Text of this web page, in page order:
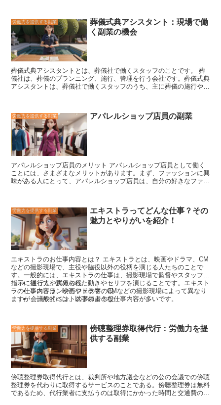
じて、野菜や果物を育てることの大変さや喜びを実感することができ
ます。
収穫した野菜や果物を食べることは、格別な美味しさです。
また、
野菜や果物を育てることで、食育にもなります。
野菜や果物を食べる大切さを教えることができます。
農家は、農業体験、運動不足解消、健康維持、食育
魅力を持った仕事です。都会暮らしに疲れた方や、自然の中で働き
たい方、健康維持をしたい方、食育をしたい方におすすめです。
労働力を提供する副業
葬儀式典アシスタント：現場で働
く副業の機会
葬儀式典アシスタントとは、葬儀社で働くスタッフのことです。
葬
儀社は、葬儀のプランニング、施行、管理を行う会社です。葬儀式典
アシスタントは、葬儀社で働くスタッフのうち、主に葬儀の施行や管
ら、葬儀のプランを立てます。 * 葬儀の施行葬儀当日は、遺族や参列
者の誘導、式次第の進行、弔辞の読み上げなどを行います。 * 葬儀後
の管理葬儀後は、遺族へのアフターフォローや、葬儀に関する書類の
作成などを行います。 葬儀式典アシスタントは、遺族にとって大切
な人を亡くしたという悲しみの中、葬儀をスムーズに執り行うことが
できるようサポートする重要な役割を担っています。
労働力を提供する副業 アパレルショップ店員の副業
アパレルショップ店員のメリット アパレルショップ店員として働く
ことには、さまざまなメリットがあります。まず、 ファッションに興
味がある人にとって、アパレルショップ店員は、自分の好きなファッ
出会い、コミュニケーションをとることができます。また、アパレル
ショップ店員は、販売員であるため、販売スキルを身につけることが
できます。販売スキルは、他の仕事でも活かすことができるため、ア
パレルショップ店員として働くことは、キャリアアップにつながる可
能性があります。さらに、アパレルショップ店員は、社員割引や、販
売ノルマを達成した際などのインセンティブを受けることができるた
め、経済的なメリットもあります。
労働力を提供する副業
エキストラってどんな仕事？その
魅力とやりがいを紹介！
エキストラのお仕事内容とは？ エキストラとは、映画やドラマ、CM
などの撮影現場で、主役や脇役以外の役柄を演じる人たちのことで
す。一般的には、エキストラの仕事は、撮影現場で監督やスタッフの
指示に従って、決められた動きやセリフを演じることです。 エキスト
ラの仕事内容は、映画やドラマ、CMなどの撮影現場によって異なり
ますが、一般的には、以下のような仕事内容が多いです。
通行人や群衆の役
レストランやカフェの客の役
会議やイベントの参加者の役
ん。また、撮影現場での滞在時間もそれほど長くはありませ
ん。そのため、エキストラの仕事は、比較的気軽にできる仕
事として人気があります。
労働力を提供する副業
傍聴整理券取得代行：労働力を提
供する副業
傍聴整理券取得代行とは、裁判所や地方議会などの公の会議での傍聴
整理券を代わりに取得するサービスのことである。傍聴整理券は無料
であるため、代行業者に支払うのは取得にかかった時間と交通費のみ